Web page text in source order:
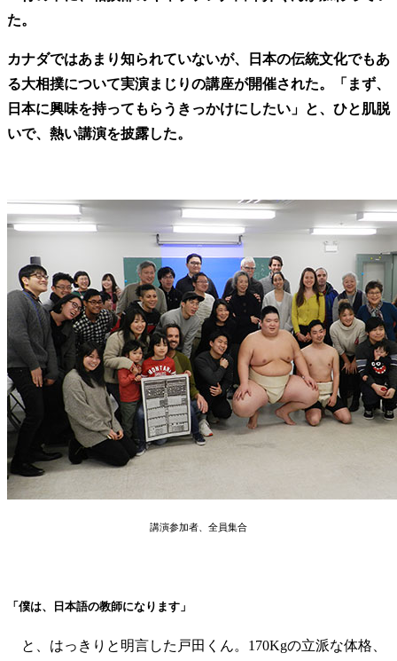
た。
カナダではあまり知られていないが、日本の伝統文化でもあ
る大相撲について実演まじりの講座が開催された。「まず、
日本に興味を持ってもらうきっかけにしたい」と、ひと肌脱
いで、熱い講演を披露した。
講演参加者、全員集合
「僕は、日本語の教師になります」
と、はっきりと明言した戸田くん。170Kgの立派な体格、